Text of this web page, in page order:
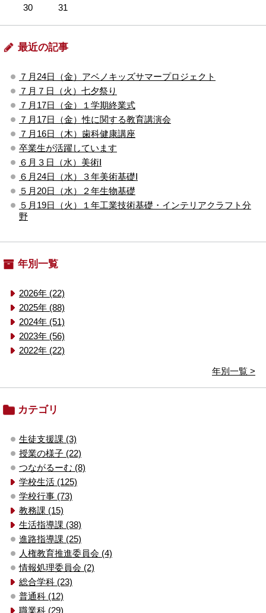
30
31
最近の記事
７月24日（金）アベノキッズサマープロジェクト
７月７日（火）七夕祭り
７月17日（金）１学期終業式
７月17日（金）性に関する教育講演会
７月16日（木）歯科健康講座
卒業生が活躍しています
６月３日（水）美術Ⅰ
６月24日（水）３年美術基礎Ⅰ
５月20日（水）２年生物基礎
５月19日（火）１年工業技術基礎・インテリアクラフト分
野
年別一覧
2026年 (22)
2025年 (88)
2024年 (51)
2023年 (56)
2022年 (22)
年別一覧 >
カテゴリ
生徒支援課 (3)
授業の様子 (22)
つながるーむ (8)
学校生活 (125)
学校行事 (73)
教務課 (15)
生活指導課 (38)
進路指導課 (25)
人権教育推進委員会 (4)
情報処理委員会 (2)
総合学科 (23)
普通科 (12)
職業科 (29)